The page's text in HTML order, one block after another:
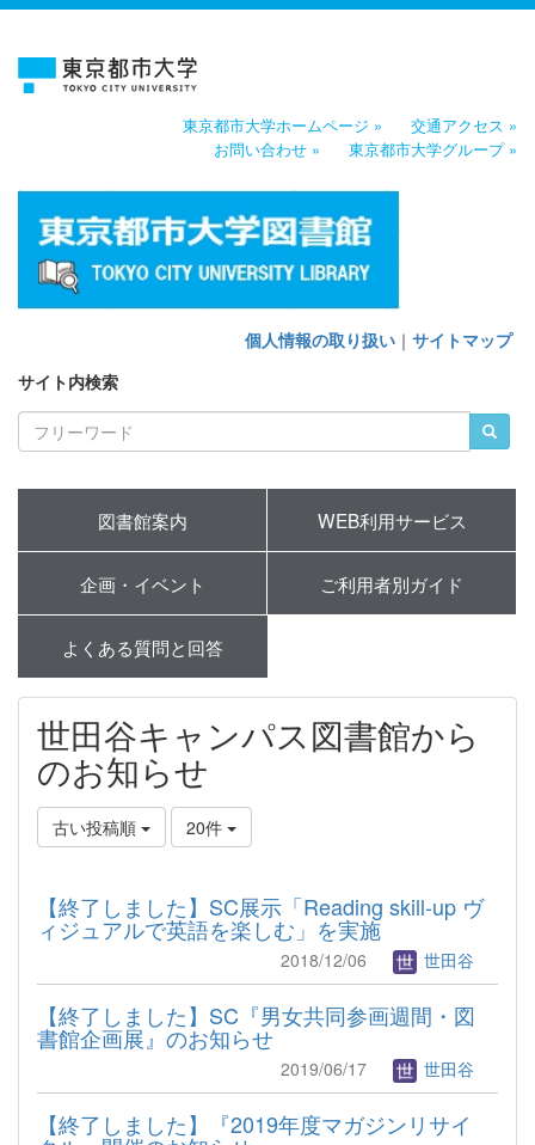
東京都市大学ホームページ »
交通アクセス »
お問い合わせ »
東京都市大学グループ »
個人情報の取り扱い ｜ サイトマップ
サイト内検索
図書館案内 WEB利用サービス
企画・イベント ご利用者別ガイド
よくある質問と回答
世田谷キャンパス図書館から
のお知らせ
古い投稿順 20件
【終了しました】SC展示「Reading skill-up ヴ
ィジュアルで英語を楽しむ」を実施
2018/12/06 世田谷
【終了しました】SC『男女共同参画週間・図
書館企画展』のお知らせ
2019/06/17 世田谷
【終了しました】『2019年度マガジンリサイ